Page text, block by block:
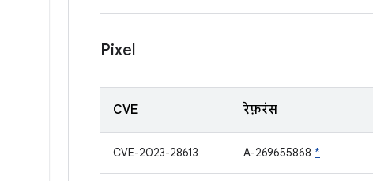
Pixel
CVE रेफ़रंस
CVE-2023-28613 A-269655868 *